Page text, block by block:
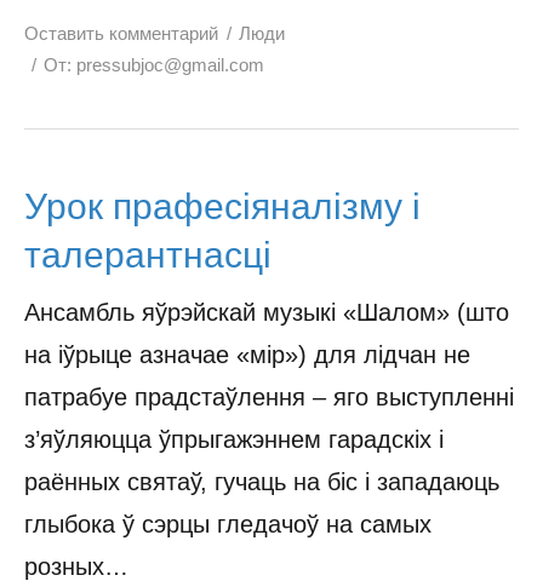
Оставить комментарий
Люди
От: pressubjoc@gmail.com
Урок прафесіяналізму і
талерантнасці
Ансамбль яўрэйскай музыкі «Шалом» (што
на іўрыце азначае «мір») для лідчан не
патрабуе прадстаўлення – яго выступленні
з’яўляюцца ўпрыгажэннем гарадскіх і
раённых святаў, гучаць на біс і западаюць
глыбока ў сэрцы гледачоў на самых
розных…